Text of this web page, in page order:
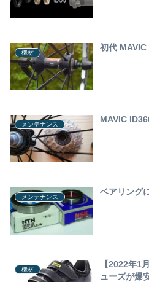
機材
初代
メンテナンス
MAVIC
メンテナンス
ベアリング
機材
【2022年1
ューズが爆